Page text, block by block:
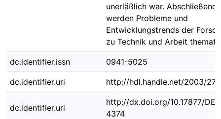
unerläßlich war. Abschließend
werden Probleme und
Entwicklungstrends der
zu Technik und Arbeit
dc.identifier.issn 0941-5025
dc.identifier.uri http://hdl.handle.net/2003/
dc.identifier.uri
http://dx.doi.org/10.17877/
4374